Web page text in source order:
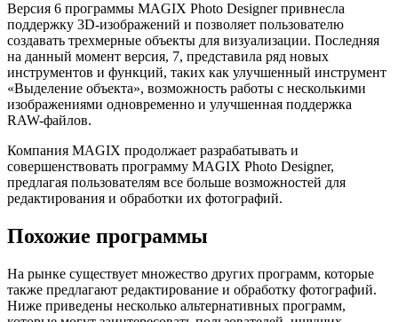
Версия 6 программы MAGIX Photo Designer привнесла
поддержку 3D-изображений и позволяет пользователю
создавать трехмерные объекты для визуализации. Последняя
на данный момент версия, 7, представила ряд новых
инструментов и функций, таких как улучшенный инструмент
«Выделение объекта», возможность работы с несколькими
изображениями одновременно и улучшенная поддержка
RAW-файлов.
Компания MAGIX продолжает разрабатывать и
совершенствовать программу MAGIX Photo Designer,
предлагая пользователям все больше возможностей для
редактирования и обработки их фотографий.
Похожие программы
На рынке существует множество других программ, которые
также предлагают редактирование и обработку фотографий.
Ниже приведены несколько альтернативных программ,